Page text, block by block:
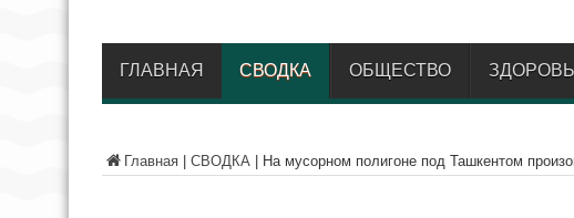
ГЛАВНАЯ СВОДКА ОБЩЕСТВО
Главная СВОДКА На мусорном полигоне под Ташкентом